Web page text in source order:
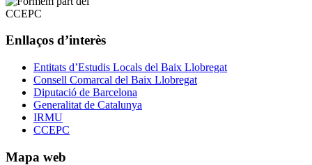
Enllaços d’interès
Entitats d’Estudis Locals del Baix Llobregat
Consell Comarcal del Baix Llobregat
Diputació de Barcelona
Generalitat de Catalunya
IRMU
CCEPC
Mapa web